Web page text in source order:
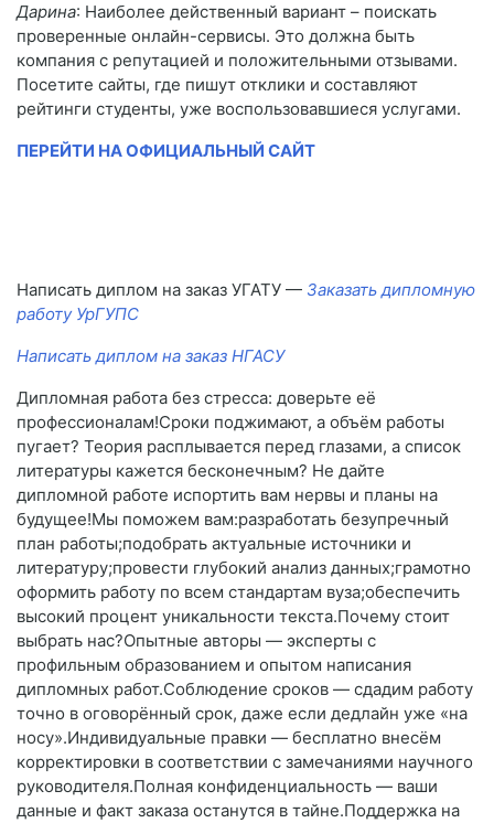
Дарина: Наиболее действенный вариант – поискать
проверенные онлайн-сервисы. Это должна быть
компания с репутацией и положительными отзывами.
Посетите сайты, где пишут отклики и составляют
рейтинги студенты, уже воспользовавшиеся услугами.
ПЕРЕЙТИ НА ОФИЦИАЛЬНЫЙ САЙТ
Написать диплом на заказ УГАТУ — Заказать дипломную
работу УрГУПС
Написать диплом на заказ НГАСУ
Дипломная работа без стресса: доверьте её
профессионалам!Сроки поджимают, а объём работы
пугает? Теория расплывается перед глазами, а список
литературы кажется бесконечным? Не дайте
дипломной работе испортить вам нервы и планы на
будущее!Мы поможем вам:разработать безупречный
план работы;подобрать актуальные источники и
литературу;провести глубокий анализ данных;грамотно
оформить работу по всем стандартам вуза;обеспечить
высокий процент уникальности текста.Почему стоит
выбрать нас?Опытные авторы — эксперты с
профильным образованием и опытом написания
дипломных работ.Соблюдение сроков — сдадим работу
точно в оговорённый срок, даже если дедлайн уже «на
носу».Индивидуальные правки — бесплатно внесём
корректировки в соответствии с замечаниями научного
руководителя.Полная конфиденциальность — ваши
данные и факт заказа останутся в тайне.Поддержка на